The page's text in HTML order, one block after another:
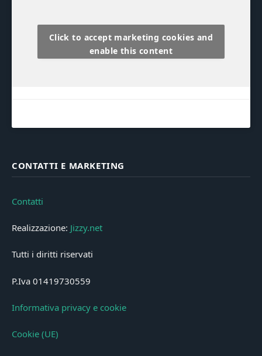
Click to accept marketing cookies and
enable this content
CONTATTI E MARKETING
Contatti
Realizzazione: Jizzy.net
Tutti i diritti riservati
P.Iva 01419730559
Informativa privacy e cookie
Cookie (UE)